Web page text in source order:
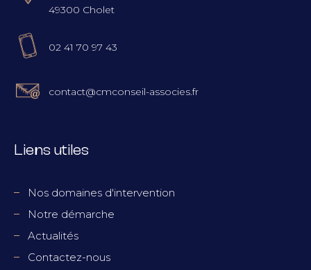
49300 Cholet
02 41 70 97 43
contact@cmconseil-associes.fr
Liens utiles
Nos domaines d'intervention
Notre démarche
Actualités
Contactez-nous